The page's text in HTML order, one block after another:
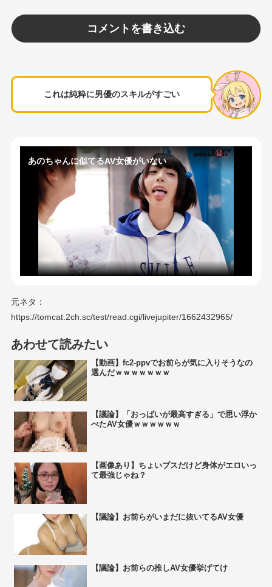
これは純粋に男優のスキルがすごい
あのちゃんに似てるAV女優がいない
元ネタ：
https://tomcat.2ch.sc/test/read.cgi/livejupiter/1662432965/
あわせて読みたい
【動画】fc2-ppvでお前らが気に入りそうなの
選んだｗｗｗｗｗｗｗ
【議論】「おっぱいが最高すぎる」で思い浮か
べたAV女優ｗｗｗｗｗｗ
【画像あり】ちょいブスだけど身体がエロいっ
て最強じゃね？
【議論】お前らがいまだに抜いてるAV女優
【議論】お前らの推しAV女優挙げてけ